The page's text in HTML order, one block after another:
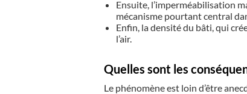
Ensuite, l’imperméabilisation
mécanisme pourtant central
Enfin, la densité du bâti, qui
l’air.
Quelles sont les
Le phénomène est loin d’être